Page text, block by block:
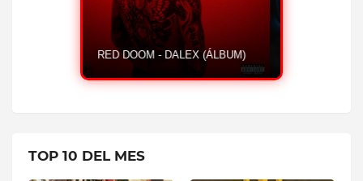
CASH - OVI FT ALMIGHTY
TOP 10 DEL MES